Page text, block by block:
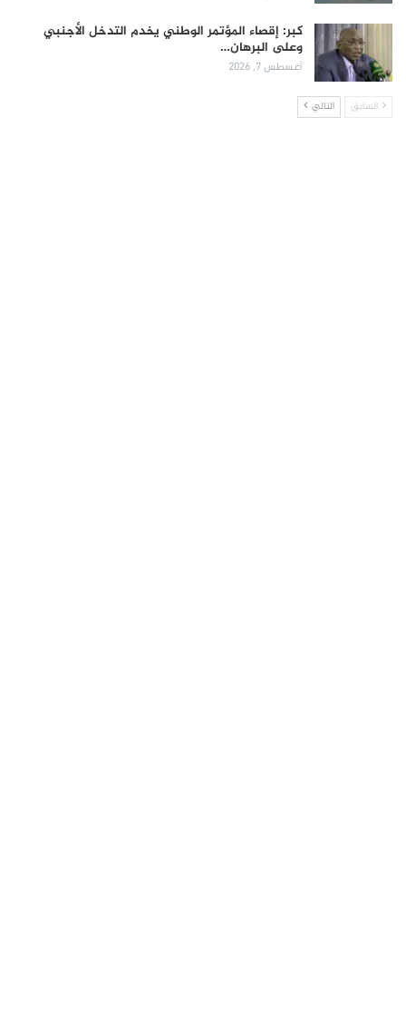
كبر: إقصاء المؤتمر الوطني يخدم التدخل الأجنبي
وعلى البرهان…
أغسطس 7, 2026
السابق التالي